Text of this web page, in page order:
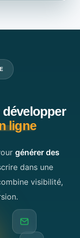
ligne
générer des
dans une
visibilité,